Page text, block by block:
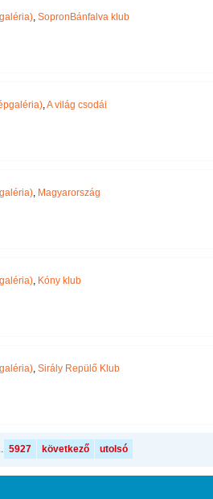
, SopronBánfalva klub
,A világ csodái
, Magyarország
, Kóny klub
, Sirály Repülő Klub
5927 következő utolsó